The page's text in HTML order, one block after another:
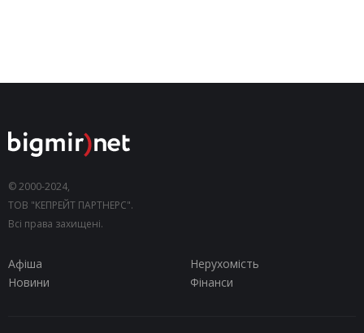
© 2000-2024,
ТОВ "КЕПРЕЙТ ПАРТНЕРС".
Всі права захищені.
Афіша
Нерухомість
Новини
Фінанси